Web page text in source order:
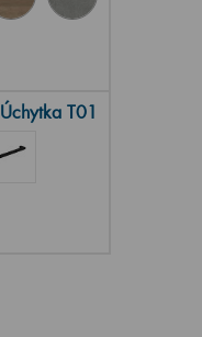
Úchytka T01